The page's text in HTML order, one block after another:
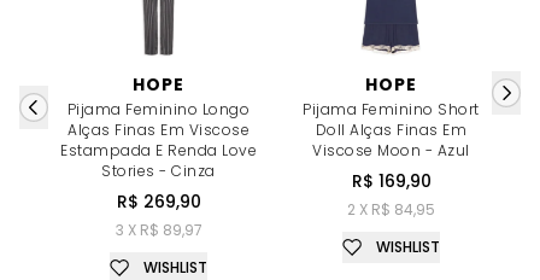
HOPE
Pijama Feminino Longo
Alças Finas Em Viscose
Estampada E Renda Love
Stories - Cinza
R$ 269,90
3 X R$ 89,97
WISHLIST
HOPE
Pijama Feminino Short
Doll Alças Finas Em
Viscose Moon - Azul
R$ 169,90
2 X R$ 84,95
WISHLIST